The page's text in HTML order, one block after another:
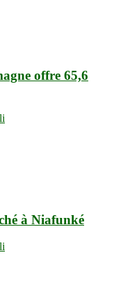
offre 65,6
à Niafunké